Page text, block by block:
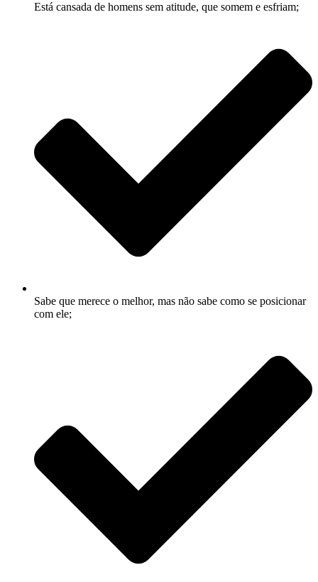
Está cansada de homens sem atitude, que somem e esfriam;
Sabe que merece o melhor, mas não sabe como se posicionar
com ele;